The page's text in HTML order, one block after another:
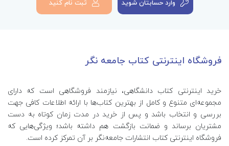
وارد حسابتان شوید ثبت نام کنید
فروشگاه اینترنتی کتاب جامعه نگر
خرید اینترنتی کتاب‌ دانشگاهی، نیازمند فروشگاهی است که دارای
مجموعه‌ای متنوع و کامل از بهترین کتاب‌ها با ارائه اطلاعات کافی جهت
بررسی و انتخاب باشد و پس از خرید در مدت زمان کوتاه به دست
مشتریان برساند و ضمانت بازگشت هم داشته باشد؛ ویژگی‌هایی که
فروشگاه اینترنتی کتاب انتشارات جامعه‌نگر بر آن تمرکز کرده است.